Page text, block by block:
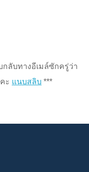
ลับทางอีเมล์ซักครู่ว่า
ะ แนบสลิบ ***